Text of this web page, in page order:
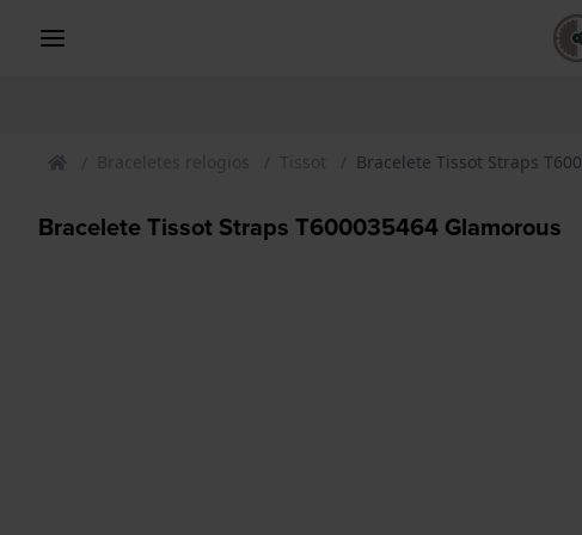
Braceletes relogios Tissot Bracelete Tissot Straps
Bracelete Tissot Straps T600035464 Glamorous